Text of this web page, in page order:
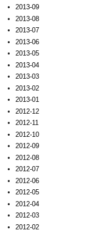
2013-09
2013-08
2013-07
2013-06
2013-05
2013-04
2013-03
2013-02
2013-01
2012-12
2012-11
2012-10
2012-09
2012-08
2012-07
2012-06
2012-05
2012-04
2012-03
2012-02